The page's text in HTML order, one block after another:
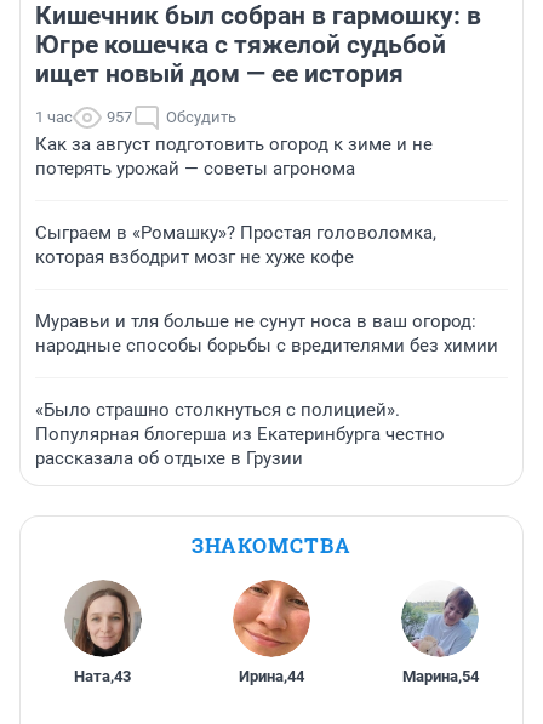
Кишечник был собран в гармошку: в
Югре кошечка с тяжелой судьбой
ищет новый дом — ее история
1 час 957 Обсудить
Как за август подготовить огород к зиме и не
потерять урожай — советы агронома
Сыграем в «Ромашку»? Простая головоломка,
которая взбодрит мозг не хуже кофе
Муравьи и тля больше не сунут носа в ваш огород:
народные способы борьбы с вредителями без химии
«Было страшно столкнуться с полицией».
Популярная блогерша из Екатеринбурга честно
рассказала об отдыхе в Грузии
ЗНАКОМСТВА
Ната,43 Ирина,44 Марина,54